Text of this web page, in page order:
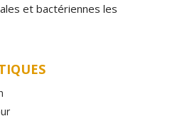
et bactériennes les